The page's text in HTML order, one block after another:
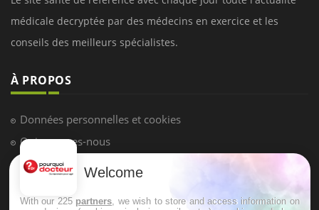
médicale decryptée par des médecins en exercice et les
conseils des meilleurs spécialistes.
À PROPOS
Données personnelles et cookies
Qui sommes-nous
Conditions d'utilisation
Mentions Légales
Welcome
With our 225 partners , we wish to store and access information on